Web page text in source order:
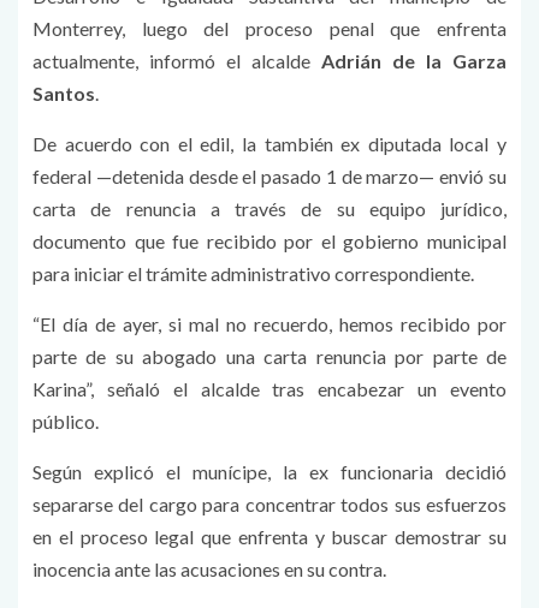
Monterrey, luego del proceso penal que enfrenta
actualmente, informó el alcalde Adrián de la Garza
Santos.
De acuerdo con el edil, la también ex diputada local y
federal —detenida desde el pasado 1 de marzo— envió su
carta de renuncia a través de su equipo jurídico,
documento que fue recibido por el gobierno municipal
para iniciar el trámite administrativo correspondiente.
“El día de ayer, si mal no recuerdo, hemos recibido por
parte de su abogado una carta renuncia por parte de
Karina”, señaló el alcalde tras encabezar un evento
público.
Según explicó el munícipe, la ex funcionaria decidió
separarse del cargo para concentrar todos sus esfuerzos
en el proceso legal que enfrenta y buscar demostrar su
inocencia ante las acusaciones en su contra.